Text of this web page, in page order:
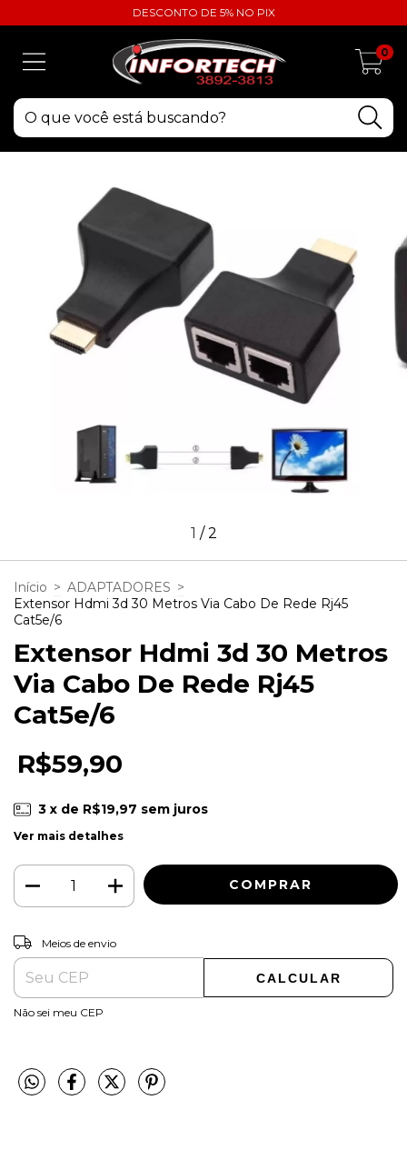
DESCONTO DE 5% NO PIX
0
1 /2
Início > ADAPTADORES >
Extensor Hdmi 3d 30 Metros Via Cabo De Rede Rj45
Cat5e/6
Extensor Hdmi 3d 30 Metros
Via Cabo De Rede Rj45
Cat5e/6
R$59,90
3 x de R$19,97 sem juros
Ver mais detalhes
Entregas para o CEP:
Meios de envio
CALCULAR
Não sei meu CEP